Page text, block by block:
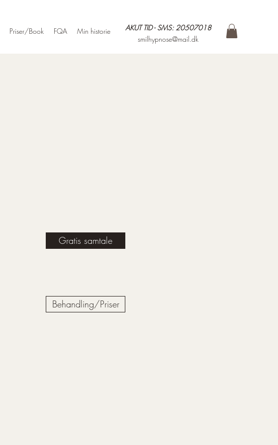
Priser/Book FQA Min historie
AKUT TID - SMS: 20507018
smilhypnose@mail.dk
Gratis samtale
Behandling/Priser